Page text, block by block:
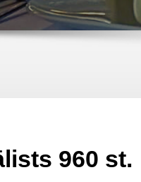
960 st.